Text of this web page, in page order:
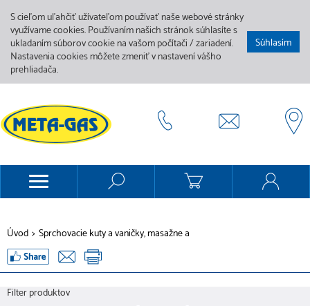
S cieľom uľahčiť užívateľom používať naše webové stránky
využívame cookies. Používaním našich stránok súhlasíte s
ukladaním súborov cookie na vašom počítači / zariadení.
Nastavenia cookies môžete zmeniť v nastavení vášho
prehliadača.
Súhlasím
Úvod > Sprchovacie kuty a vaničky, masažne a
Filter produktov